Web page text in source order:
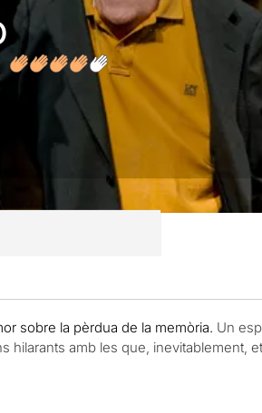
sobre la pèrdua de la memòria. Un
hilarants amb les que, inevitablement,